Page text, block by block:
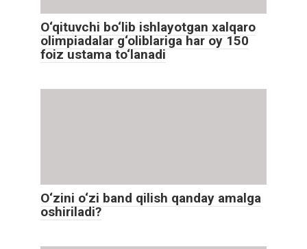
O‘qituvchi bo‘lib ishlayotgan xalqaro
olimpiadalar g‘oliblariga har oy 150
foiz ustama to‘lanadi
O‘zini o‘zi band qilish qanday amalga
oshiriladi?